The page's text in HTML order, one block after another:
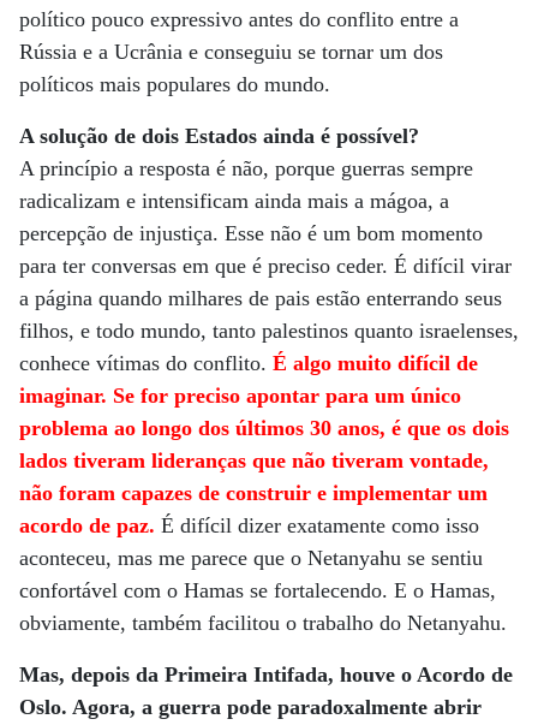
político pouco expressivo antes do conflito entre a
Rússia e a Ucrânia e conseguiu se tornar um dos
políticos mais populares do mundo.
A solução de dois Estados ainda é possível?
A princípio a resposta é não, porque guerras sempre
radicalizam e intensificam ainda mais a mágoa, a
percepção de injustiça. Esse não é um bom momento
para ter conversas em que é preciso ceder. É difícil virar
a página quando milhares de pais estão enterrando seus
filhos, e todo mundo, tanto palestinos quanto israelenses,
conhece vítimas do conflito. É algo muito difícil de
imaginar. Se for preciso apontar para um único
problema ao longo dos últimos 30 anos, é que os dois
lados tiveram lideranças que não tiveram vontade,
não foram capazes de construir e implementar um
acordo de paz. É difícil dizer exatamente como isso
aconteceu, mas me parece que o Netanyahu se sentiu
confortável com o Hamas se fortalecendo. E o Hamas,
obviamente, também facilitou o trabalho do Netanyahu.
Mas, depois da Primeira Intifada, houve o Acordo de
Oslo. Agora, a guerra pode paradoxalmente abrir